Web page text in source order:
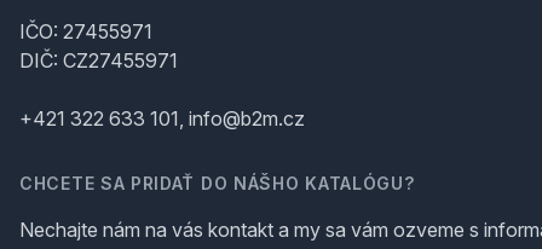
IČO: 27455971
DIČ: CZ27455971
+421 322 633 101, info@b2m.cz
CHCETE SA PRIDAŤ DO NÁŠHO KATALÓGU?
Nechajte nám na vás kontakt a my sa vám ozveme s